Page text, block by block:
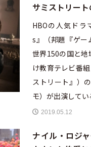
サミストリー
HBOの人気ドラ
s』（邦題『ゲー
世界150の国と地
け教育テレビ番
ストリート』）
モ）が出演してい
2019.05.12
ナイル・ロジ